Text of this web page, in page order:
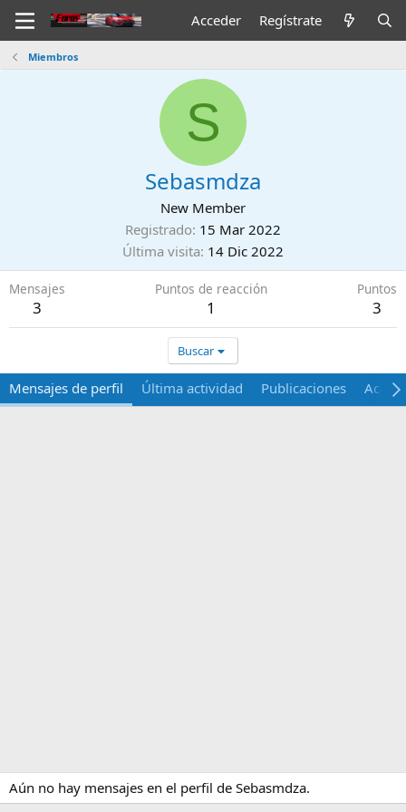
Acceder Regístrate
Miembros
S
Sebasmdza
New Member
Registrado 15 Mar 2022
Última visita 14 Dic 2022
Mensajes
3
Puntos de reacción
1
Puntos
3
Buscar
Mensajes de perfil Última actividad Publicaciones Acerca
Aún no hay mensajes en el perfil de Sebasmdza.